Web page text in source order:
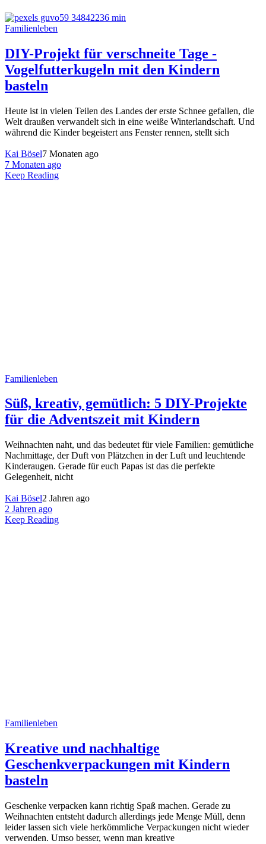
Familienleben
DIY-Projekt für verschneite Tage -
Vogelfutterkugeln mit den Kindern
basteln
Heute ist in vielen Teilen des Landes der erste Schnee gefallen, die
Welt draußen verwandelt sich in eine weiße Winterlandschaft. Und
während die Kinder begeistert ans Fenster rennen, stellt sich
Kai Bösel7 Monaten ago
7 Monaten ago
Keep Reading
Familienleben
Süß, kreativ, gemütlich: 5 DIY-Projekte
für die Adventszeit mit Kindern
Weihnachten naht, und das bedeutet für viele Familien: gemütliche
Nachmittage, der Duft von Plätzchen in der Luft und leuchtende
Kinderaugen. Gerade für euch Papas ist das die perfekte
Gelegenheit, nicht
Kai Bösel2 Jahren ago
2 Jahren ago
Keep Reading
Familienleben
Kreative und nachhaltige
Geschenkverpackungen mit Kindern
basteln
Geschenke verpacken kann richtig Spaß machen. Gerade zu
Weihnachten entsteht dadurch allerdings jede Menge Müll, denn
leider lassen sich viele herkömmliche Verpackungen nicht wieder
verwenden. Umso besser, wenn man kreative